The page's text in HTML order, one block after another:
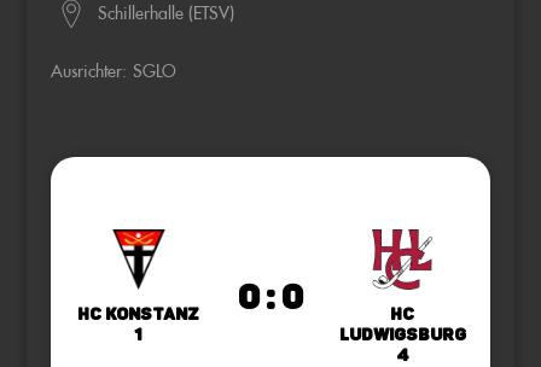
Schillerhalle (ETSV)
Ausrichter: SGLO
HC Konstanz
1
0 : 0
HC
Ludwigsburg
4